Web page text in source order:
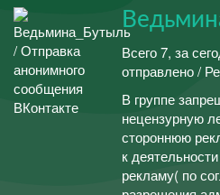
Всего 7, за
отправлено /
В группе
нецензурную
стороннюю
к
рекламу( по